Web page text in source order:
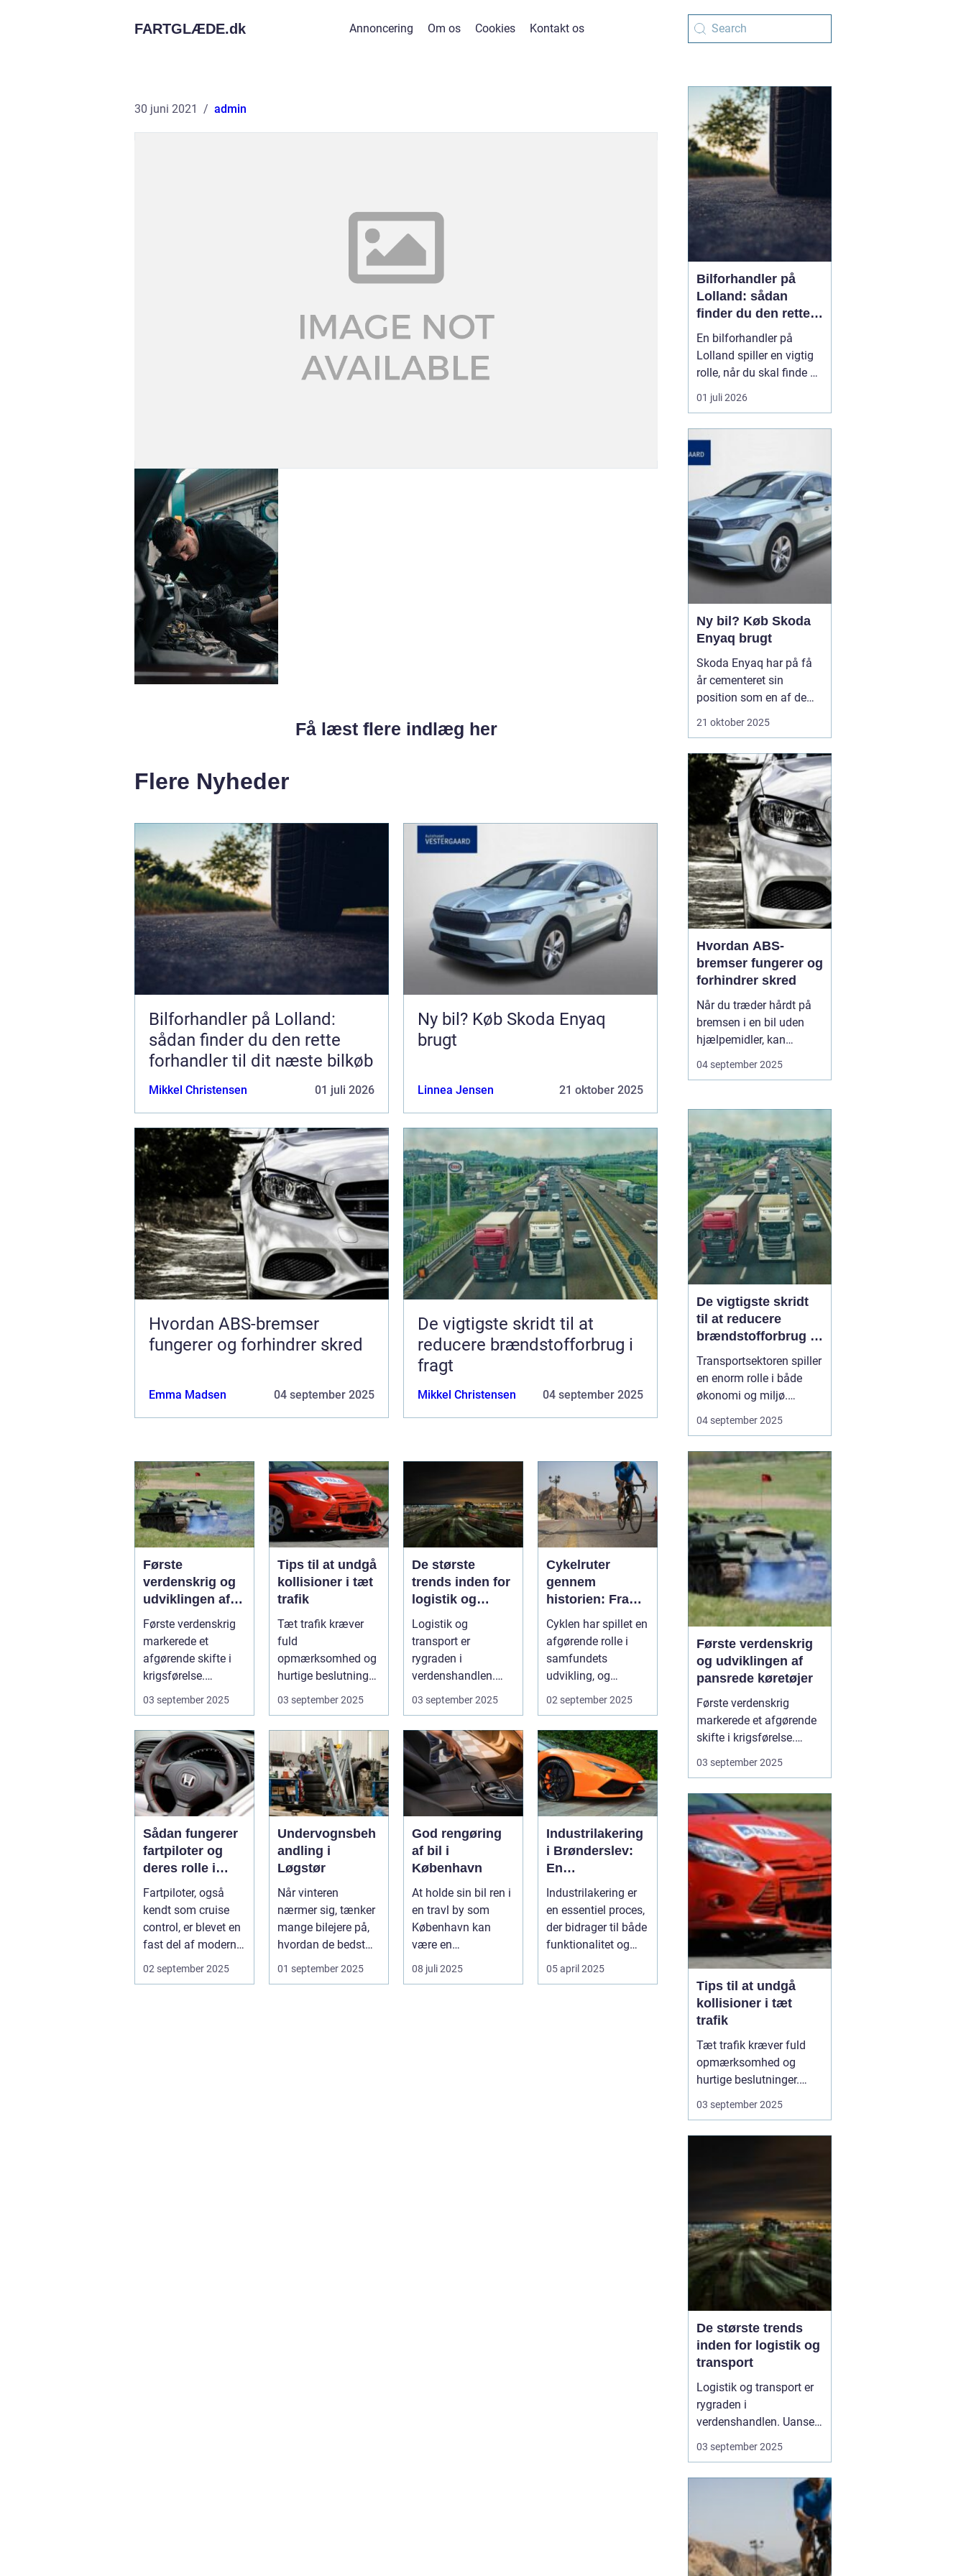
FARTGLÆDE.dk Annoncering Om os Cookies Kontakt os
30 juni 2021 admin
Få læst flere indlæg her
Flere Nyheder
Bilforhandler på Lolland:
sådan finder du den rette
forhandler til dit næste bilkøb
Mikkel Christensen 01 juli 2026
Ny bil? Køb Skoda Enyaq
brugt
Linnea Jensen 21 oktober 2025
Hvordan ABS-bremser
fungerer og forhindrer skred
Emma Madsen 04 september 2025
De vigtigste skridt til at
reducere brændstofforbrug i
fragt
Mikkel Christensen 04 september 2025
Første
verdenskrig og
udviklingen af
pansrede
køretøjer
Første verdenskrig
markerede et
afgørende skifte i
krigsførelse.
Industrialiser...
03 september 2025
Tips til at undgå
kollisioner i tæt
trafik
Tæt trafik kræver
fuld
opmærksomhed og
hurtige beslutninger.
Små fejl kan hu...
03 september 2025
De største
trends inden for
logistik og
transport
Logistik og
transport er
rygraden i
verdenshandlen.
Uanset om vi taler
dagligvarer til
supermarkedet...
03 september 2025
Cykelruter
gennem
historien: Fra
transport til
fritid
Cyklen har spillet en
afgørende rolle i
samfundets
udvikling, og
cykelruter fortæller
02 september 2025
Sådan fungerer
fartpiloter og
deres rolle i
sikkerhed
Fartpiloter, også
kendt som cruise
control, er blevet en
fast del af moderne
biler. Systemet g...
02 september 2025
Undervognsbeh
andling i
Løgstør
Når vinteren
nærmer sig, tænker
mange bilejere på,
hvordan de bedst
kan besk...
01 september 2025
God rengøring
af bil i
København
At holde sin bil ren i
en travl by som
København kan
være en
udfordrende
opgave. Med de...
08 juli 2025
Industrilakering
i Brønderslev:
En
kvalitetsløsning
til dit næste
projekt
Industrilakering er
en essentiel proces,
der bidrager til både
funktionalitet og
æstetik...
05 april 2025
Bilforhandler på
Lolland: sådan
finder du den rette
forhandler til dit
næste bilkøb
En bilforhandler på
Lolland spiller en vigtig
rolle, når du skal finde en
brugt bil, du kan stole på
i mange år. For mange er
hverdagen, og derfor
handler det ikke kun om
pris, men også om ...
01 juli 2026
Ny bil? Køb Skoda
Enyaq brugt
Skoda Enyaq har på få
år cementeret sin
position som en af de
mest populære elbiler på
ønsker at køre grønt
uden at gå på komp...
21 oktober 2025
Hvordan ABS-
bremser fungerer og
forhindrer skred
Når du træder hårdt på
bremsen i en bil uden
hjælpemidler, kan
hjulene låse sig fast, og
bilen mister vejgrebet.
bilen skrider eller bliver
undgå dette...
04 september 2025
De vigtigste skridt
til at reducere
brændstofforbrug i
fragt
Transportsektoren spiller
en enorm rolle i både
økonomi og miljø.
Fragtbiler er uundværlige
for at holde samfundet
også store mængder
brændstof og udleder
betydelige mæng...
04 september 2025
Første verdenskrig
og udviklingen af
pansrede køretøjer
Første verdenskrig
markerede et afgørende
skifte i krigsførelse.
Industrialiseringen
havde allerede ændret
organiseret på, men
krigen i 1914-1918 blev
den første, hvor
pansrede k&os...
03 september 2025
Tips til at undgå
kollisioner i tæt
trafik
Tæt trafik kræver fuld
opmærksomhed og
hurtige beslutninger.
Små fejl kan hurtigt føre
til sammenstød, og
03 september 2025
De største trends
inden for logistik og
transport
Logistik og transport er
rygraden i
verdenshandlen. Uanset
om vi taler dagligvarer til
supermarkedet,
transporten fungerer
effektivt. I de senere &a...
03 september 2025